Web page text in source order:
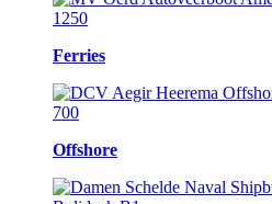
Ferries
Offshore